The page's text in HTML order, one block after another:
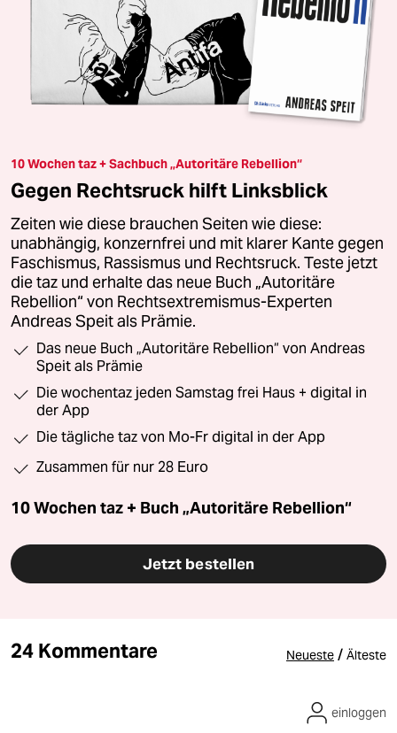
10 Wochen taz + Sachbuch „Autoritäre Rebellion“
Gegen Rechtsruck hilft Linksblick
Zeiten wie diese brauchen Seiten wie diese:
unabhängig, konzernfrei und mit klarer Kante gegen
Faschismus, Rassismus und Rechtsruck. Teste jetzt
die taz und erhalte das neue Buch „Autoritäre
Rebellion“ von Rechtsextremismus-Experten
Andreas Speit als Prämie.
Das neue Buch „Autoritäre Rebellion“ von Andreas
Speit als Prämie
Die wochentaz jeden Samstag frei Haus + digital in
der App
Die tägliche taz von Mo-Fr digital in der App
Zusammen für nur 28 Euro
10 Wochen taz + Buch „Autoritäre Rebellion“
Jetzt bestellen
24 Kommentare Neueste / Älteste
einloggen